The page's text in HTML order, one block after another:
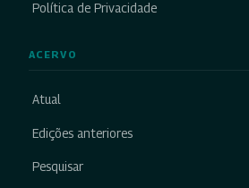
Política de Privacidade
ACERVO
Atual
Edições anteriores
Pesquisar